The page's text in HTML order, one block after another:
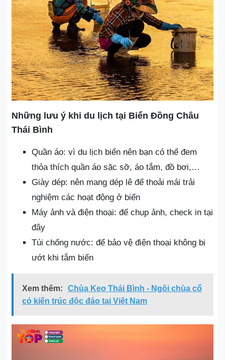
Những lưu ý khi du lịch tại Biển Đồng Châu
Thái Bình
Quần áo: vì du lịch biển nên bạn có thể đem
thỏa thích quần áo sặc sỡ, áo tắm, đồ bơi,…
Giày dép: nên mang dép lê để thoải mái trải
nghiệm các hoạt động ở biển
Máy ảnh và điện thoại: để chụp ảnh, check in tại
đây
Túi chống nước: để bảo vệ điện thoại không bị
ướt khi tắm biển
Xem thêm:
Chùa Keo Thái Bình - Ngôi chùa cổ
có kiến trúc độc đáo tại Việt Nam